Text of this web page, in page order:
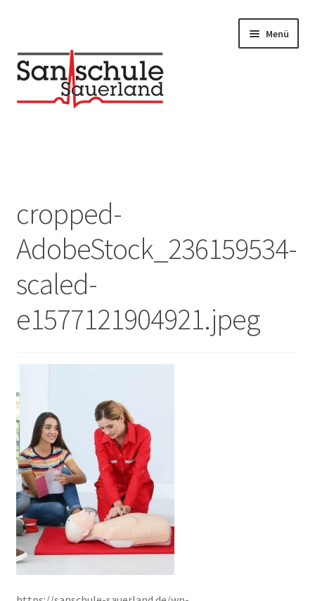
Menü
UNSERE KURSE
Infos / Downloads
cropped-
AdobeStock_236159534-
scaled-
e1577121904921.jpeg